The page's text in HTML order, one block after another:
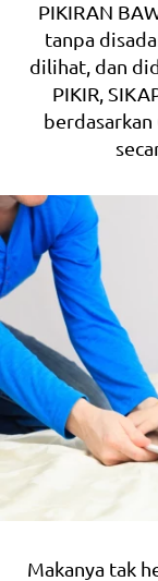
PIKIRAN
tanpa
dilihat, dan
PIKIR,
berdasarkan
Makanya tak